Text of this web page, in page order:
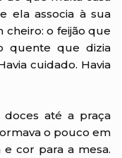
ela associa à sua
cheiro: o feijão que
quente que dizia
cuidado. Havia
até a praça
o pouco em
e cor para a mesa.